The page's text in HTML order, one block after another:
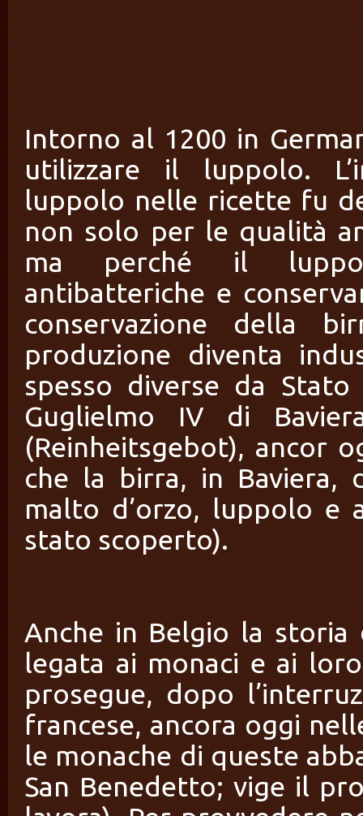
Intorno al 1200 in
utilizzare il luppolo.
luppolo nelle ricette fu
non solo per le qualità
ma perché il
antibatteriche e
conservazione della
produzione diventa
spesso diverse da
Guglielmo IV di
(Reinheitsgebot), ancor
che la birra, in Baviera,
malto d’orzo, luppolo e
stato scoperto).
Anche in Belgio la
legata ai monaci e ai
prosegue, dopo
francese, ancora oggi
le monache di queste
San Benedetto; vige il